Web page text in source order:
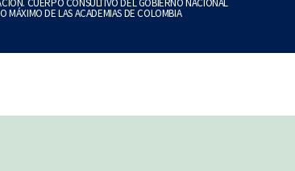
CUERPO CONSULTIVO DEL GOBIERNO NACIONAL
MÁXIMO DE LAS ACADEMIAS DE COLOMBIA